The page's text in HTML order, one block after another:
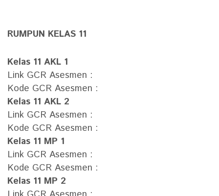
RUMPUN KELAS 11
Kelas 11 AKL 1
Link GCR Asesmen :
Kode GCR Asesmen :
Kelas 11 AKL 2
Link GCR Asesmen :
Kode GCR Asesmen :
Kelas 11 MP 1
Link GCR Asesmen :
Kode GCR Asesmen :
Kelas 11 MP 2